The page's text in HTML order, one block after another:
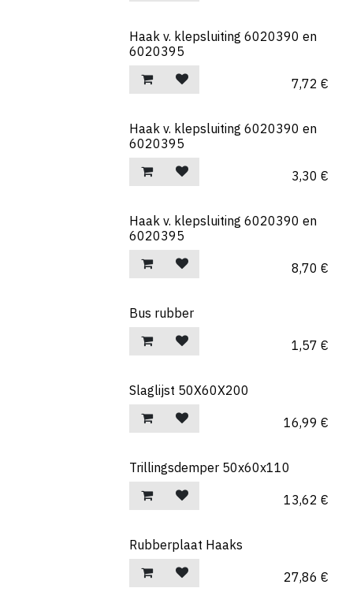
Haak v. klepsluiting 6020390 en
6020395
7,72 €
Haak v. klepsluiting 6020390 en
6020395
3,30 €
Haak v. klepsluiting 6020390 en
6020395
8,70 €
Bus rubber
1,57 €
Slaglijst 50X60X200
16,99 €
Trillingsdemper 50x60x110
13,62 €
Rubberplaat Haaks
27,86 €